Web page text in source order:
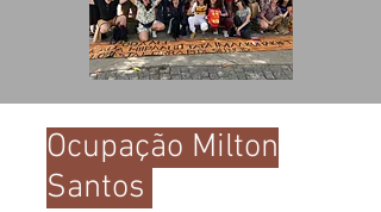
Ocupação Milton
Santos